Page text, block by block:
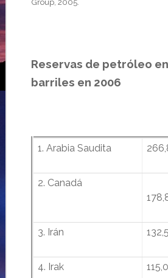
Reservas de petróleo
barriles en 2006
1. Arabia Saudita
2. Canadá
3. Irán 132,5
4. Irak 115,0